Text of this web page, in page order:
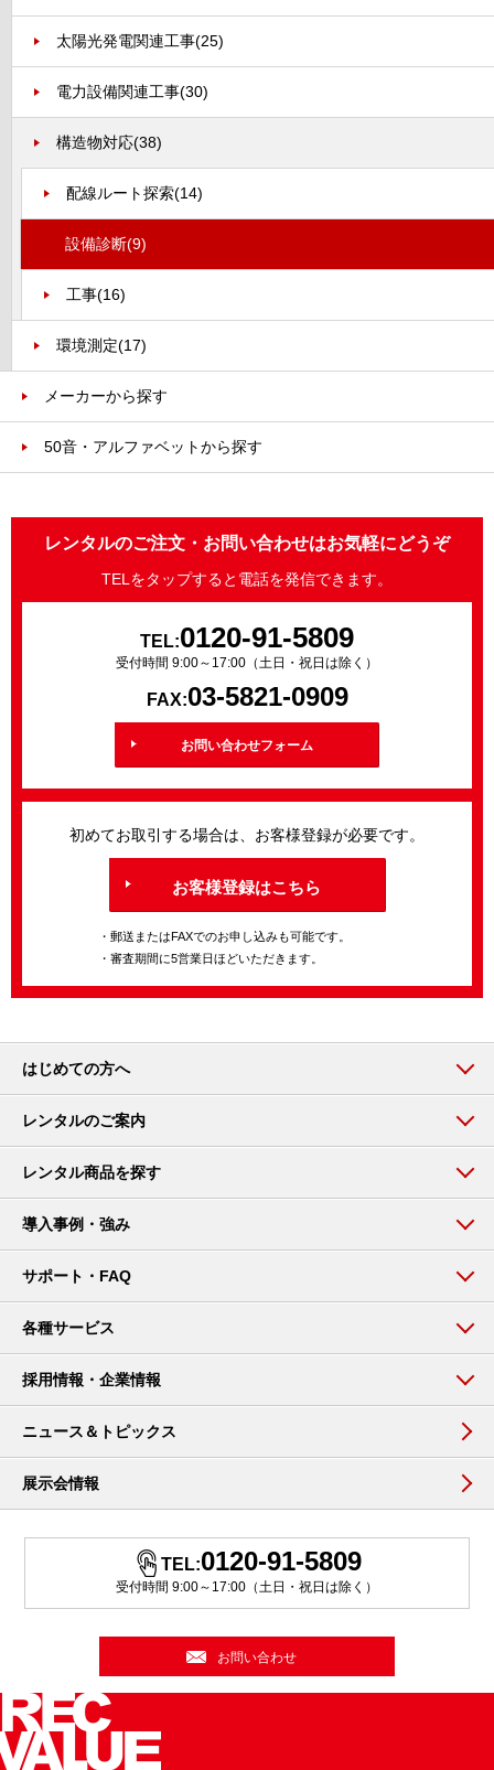
太陽光発電関連工事(25)
電力設備関連工事(30)
構造物対応(38)
配線ルート探索(14)
設備診断(9)
工事(16)
環境測定(17)
メーカーから探す
50音・アルファベットから探す
レンタルのご注文・お問い合わせはお気軽にどうぞ
TELをタップすると電話を発信できます。
TEL:0120-91-5809
受付時間 9:00～17:00（土日・祝日は除く）
FAX:03-5821-0909
お問い合わせフォーム
初めてお取引する場合は、お客様登録が必要です。
お客様登録はこちら
・郵送またはFAXでのお申し込みも可能です。
・審査期間に5営業日ほどいただきます。
はじめての方へ
レンタルのご案内
レンタル商品を探す
導入事例・強み
サポート・FAQ
各種サービス
採用情報・企業情報
ニュース＆トピックス
展示会情報
TEL:0120-91-5809
受付時間 9:00～17:00（土日・祝日は除く）
お問い合わせ